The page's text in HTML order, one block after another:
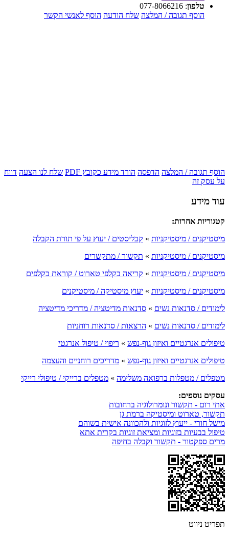
טלפון:
077-8066216
הוסף תגובה / המלצה שלח הודעה הוסף לאנשי הקשר
הוסף תגובה / המלצה הדפסה הורד מידע כקובץ PDF שלח לנו הצעה דווח
על עסק זה
עוד מידע
קטגוריות אחרות:
מיסטיקנים / מיסטיקניות » קבליסטים / יעוץ על פי תורת הקבלה
מיסטיקנים / מיסטיקניות » תקשור / מתקשרים
מיסטיקנים / מיסטיקניות » קריאה בקלפי טארוט / קוראת בקלפים
מיסטיקנים / מיסטיקניות » יעוץ מיסטיקה / מיסטיקנים
לימודים / סדנאות נשים » סדנאות מדיטציה / מדריכי מדיטציה
לימודים / סדנאות נשים » הרצאות / סדנאות רוחניות
טיפולים אנרגטיים ואיזון גוף-נפש » ריפוי / טיפול אנרגטי
טיפולים אנרגטיים ואיזון גוף-נפש » מדריכים רוחניים והעצמה
מטפלים / מטפלות ברפואה משלימה » מטפלים ברייקי / טיפולי רייקי
עסקים נוספים:
אתי רום - תקשור ונומרולוגיה ברחובות
תקשור, טארוט ומיסטיקה ברמת גן
מישל חורי - ייעוץ לזוגיות ולהכוונה אישית בשוהם
טיפול בבעיות בזוגיות ומציאת זוגיות בקרית אתא
מרים ספקטור - תקשור וקבלה בחיפה
תפריט ניווט